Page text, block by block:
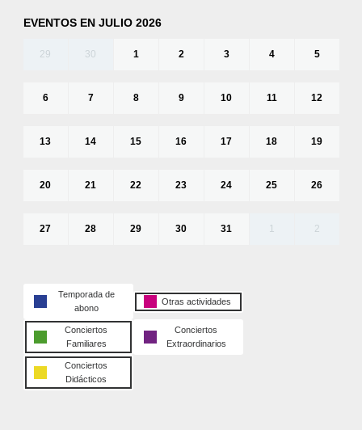
EVENTOS EN JULIO 2026
29 30 1 2 3 4 5
6 7 8 9 10 11 12
13 14 15 16 17 18 19
20 21 22 23 24 25 26
27 28 29 30 31 1 2
Temporada de
abono
Otras actividades
Conciertos
Familiares
Conciertos
Extraordinarios
Conciertos
Didácticos